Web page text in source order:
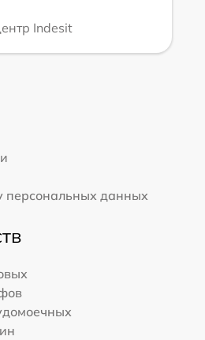
Indesit
персональных данных